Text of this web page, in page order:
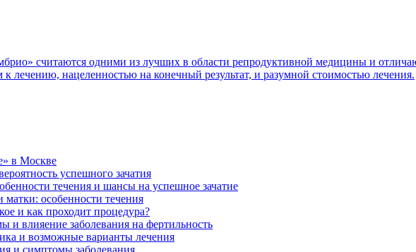
считаются одними из лучших в области репродуктивной медицины и
лечению, нацеленностью на конечный результат, и разумной стоимостью лечения.
в Москве
успешного зачатия
течения и шансы на успешное зачатие
особенности течения
и как проходит процедура?
и влияение заболевания на фертильность
и возможные варианты лечения